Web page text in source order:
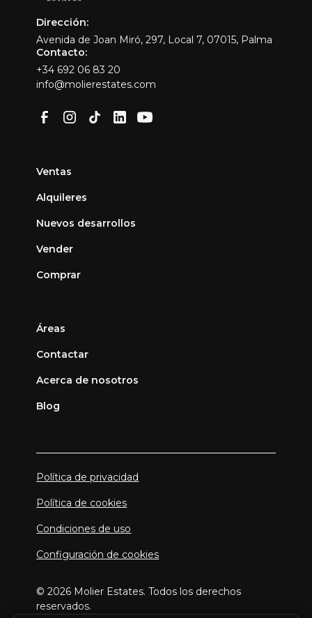
Dirección:
Avenida de Joan Miró, 297, Local 7, 07015, Palma
Contacto:
+34 692 06 83 20
info@molierestates.com
Ventas
Alquileres
Nuevos desarrollos
Vender
Comprar
Áreas
Contactar
Acerca de nosotros
Blog
© 2026 Molier Estates. Todos los derechos
reservados.
Política de privacidad
Política de cookies
Condiciones de uso
Configuración de cookies